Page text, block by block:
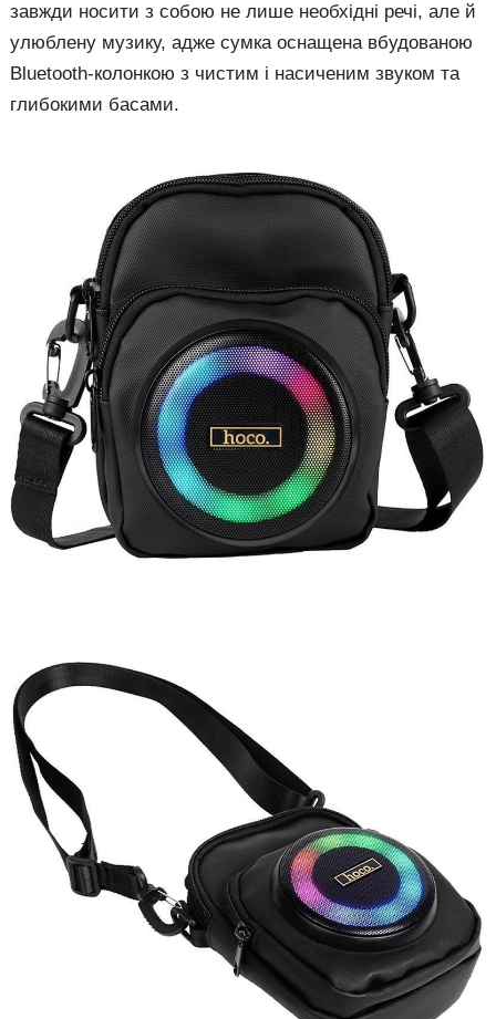
завжди носити з собою не лише необхідні речі, але й
улюблену музику, адже сумка оснащена вбудованою
Bluetooth-колонкою з чистим і насиченим звуком та
глибокими басами.